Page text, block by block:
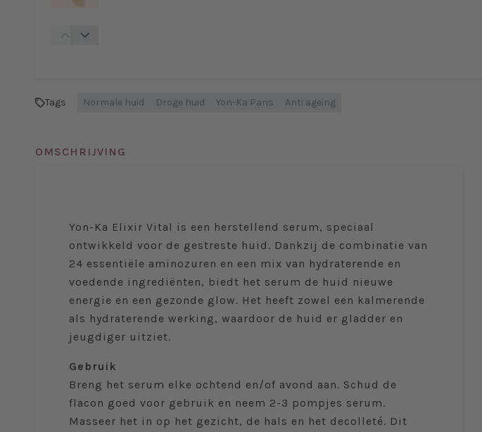
Tags Normale huid Droge huid Yon-Ka Paris Anti ageing
OMSCHRIJVING
Yon-Ka Elixir Vital is een herstellend serum, speciaal
ontwikkeld voor de gestreste huid. Dankzij de combinatie van
24 essentiële aminozuren en een mix van hydraterende en
voedende ingrediënten, biedt het serum de huid nieuwe
energie en een gezonde glow. Het heeft zowel een kalmerende
als hydraterende werking, waardoor de huid er gladder en
jeugdiger uitziet.
Gebruik
Breng het serum elke ochtend en/of avond aan. Schud de
flacon goed voor gebruik en neem 2-3 pompjes serum.
Masseer het in op het gezicht, de hals en het decolleté. Dit